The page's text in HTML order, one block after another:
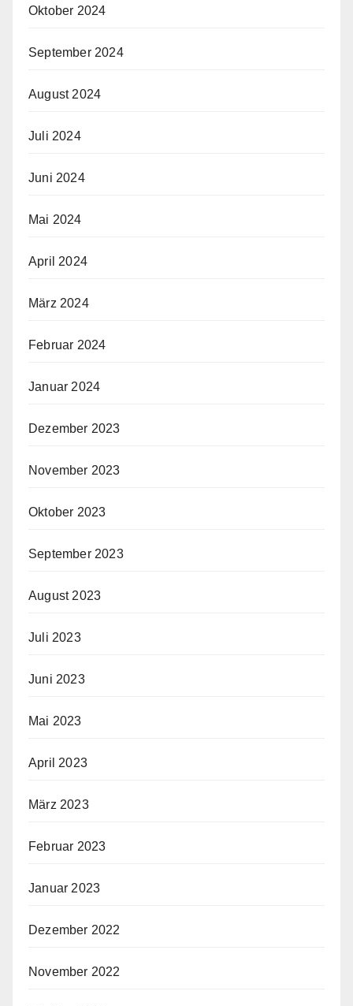
Oktober 2024
September 2024
August 2024
Juli 2024
Juni 2024
Mai 2024
April 2024
März 2024
Februar 2024
Januar 2024
Dezember 2023
November 2023
Oktober 2023
September 2023
August 2023
Juli 2023
Juni 2023
Mai 2023
April 2023
März 2023
Februar 2023
Januar 2023
Dezember 2022
November 2022